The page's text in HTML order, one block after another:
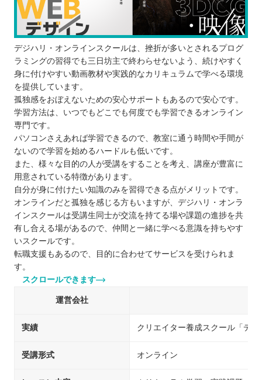
デジハリ・オンラインスクールは、挫折が多いとされるプログ
ラミングの習得でも三日坊主で終わらせないよう、続けやすく
身に付けやすい動画教材や実践的なカリキュラムで学べる環境
を提供しています。
孤独感をおぼえないための安心サポートもあるので安心です。
学習方法は、いつでもどこでも何度でも学習できるオンライン
専門です。
パソコンさえあれば学習できるので、教室に通う時間や手間が
ないので学習を始めるハードルも低いです。
また、様々な目的の人が受講をすることを考え、講座が豊富に
用意されている特徴があります。
自分が身に付けたい知識のみを習得できる点がメリットです。
オンラインだと孤独を感じる方もいますが、デジハリ・オンラ
インスクールは受講生同士が交流を持てる場や課題の進捗を共
有し合える場があるので、仲間と一緒に学べる意識を持ちやす
いスクールです。
転職支援もあるので、目的に合わせてサービスを受けられま
す。
スクロールできます
運営会社
実績 クリエイター養成スクール「デ
受講形式 オンライン